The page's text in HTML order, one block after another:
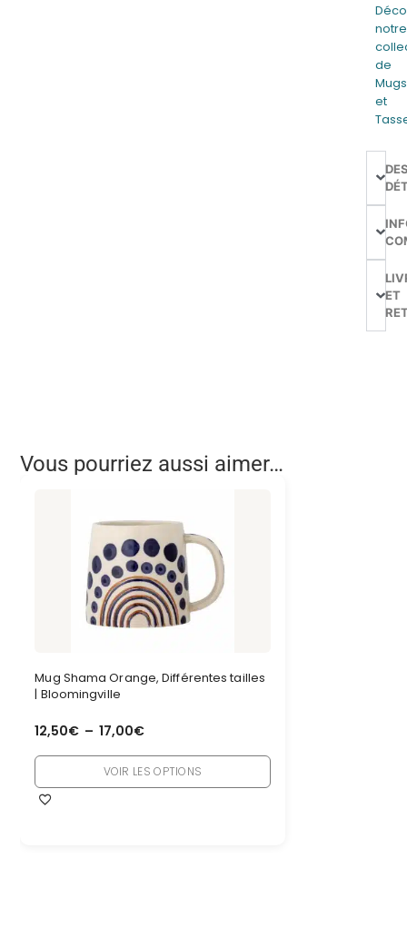
notre
de
Mugs
et
ET
Vous pourriez aussi aimer…
Mug Shama Orange, Différentes tailles
| Bloomingville
12,50€ – 17,00€
VOIR LES OPTIONS